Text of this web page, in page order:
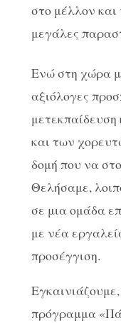
στο μέλλον και
μεγάλες
Ενώ στη χώρα
αξιόλογες
και των
δομή που να
Θελήσαμε,
σε μια ομάδα
με νέα
προσέγγιση.
πρόγραμμα